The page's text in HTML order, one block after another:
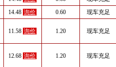
14.48 询价 0.60
现车充足
11.58 询价 1.20 现车充足
12.68 询价 1.20 现车充足